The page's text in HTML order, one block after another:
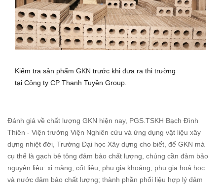
Kiểm tra sản phẩm GKN trước khi đưa ra thị trường
tại Công ty CP Thanh Tuyền Group.
Đánh giá về chất lượng GKN hiện nay, PGS.TSKH Bạch Đình
Thiên - Viện trưởng Viện Nghiên cứu và ứng dụng vật liệu xây
dựng nhiệt đới, Trường Đại học Xây dựng cho biết, để GKN mà
cụ thể là gạch bê tông đảm bảo chất lượng, chúng cần đảm bảo
nguyên liệu: xi măng, cốt liệu, phụ gia khoáng, phụ gia hoá học
và nước đảm bảo chất lượng; thành phần phối liệu hợp lý đảm